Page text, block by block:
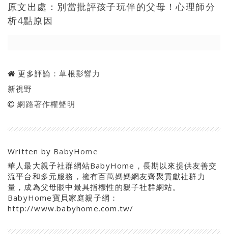
原文出處： 別當批評孩子玩伴的父母！心理師分
析4點原因
更多評論：草根影響力
新視野
網路著作權聲明
Written by BabyHome
華人最大親子社群網站BabyHome，長期以來提供友善交
流平台和多元服務，擁有百萬媽媽網友齊聚貢獻社群力
量，成為父母眼中最具指標性的親子社群網站。
BabyHome寶貝家庭親子網：
http://www.babyhome.com.tw/